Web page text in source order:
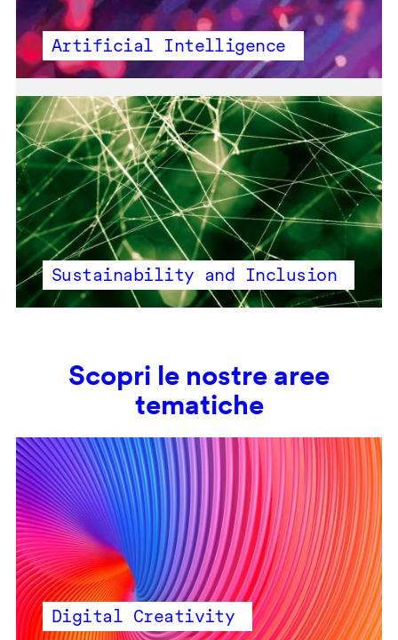
Artificial Intelligence
Sustainability and Inclusion
Scopri le nostre aree
tematiche
Digital Creativity